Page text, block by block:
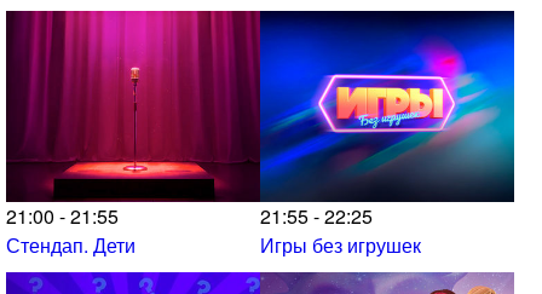
21:00 - 21:55
Стендап. Дети
21:55 - 22:25
Игры без игрушек